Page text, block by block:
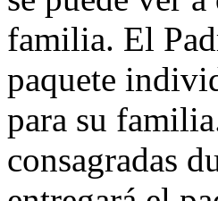
familia. El
paquete
para su
consagradas